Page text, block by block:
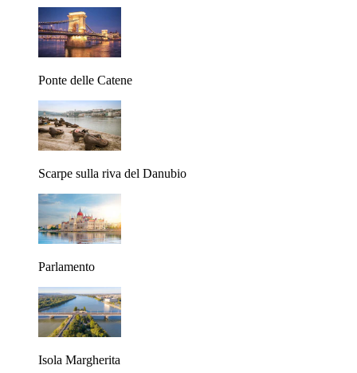
Ponte delle Catene
Scarpe sulla riva del Danubio
Parlamento
Isola Margherita